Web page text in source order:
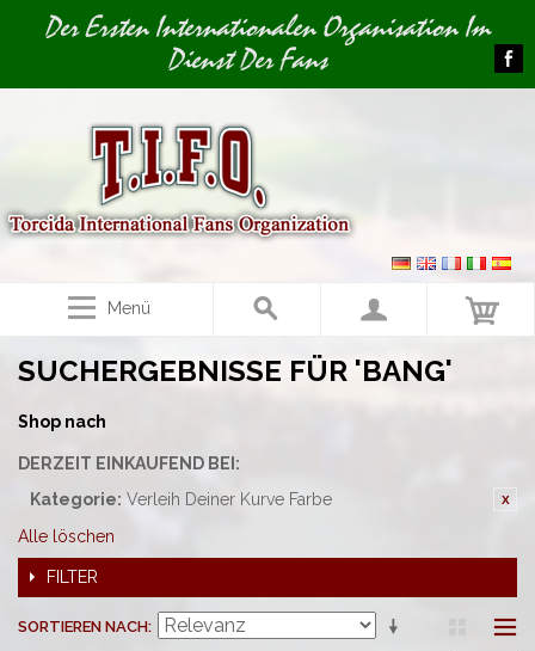
Image 01
Image 02Der Ersten Internationalen Organisation Im
Dienst Der Fans
Menü
SUCHERGEBNISSE FÜR 'BANG'
Shop nach
DERZEIT EINKAUFEND BEI:
Kategorie: Verleih Deiner Kurve Farbe
Alle löschen
FILTER
SORTIEREN NACH